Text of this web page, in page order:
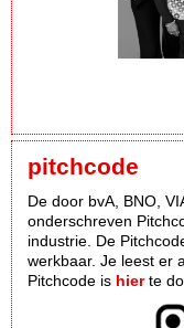
pitchcode
De door bvA, BNO,
onderschreven
industrie. De
werkbaar. Je leest er
Pitchcode is hierte